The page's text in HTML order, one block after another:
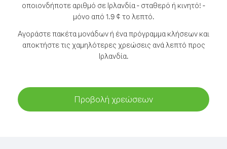
οποιονδήποτε αριθμό σε Ιρλανδία - σταθερό ή κινητό! -
μόνο από 1.9 ¢ το λεπτό.
Αγοράστε πακέτα μονάδων ή ένα πρόγραμμα κλήσεων και
αποκτήστε τις χαμηλότερες χρεώσεις ανά λεπτό προς
Ιρλανδία.
Προβολή χρεώσεων